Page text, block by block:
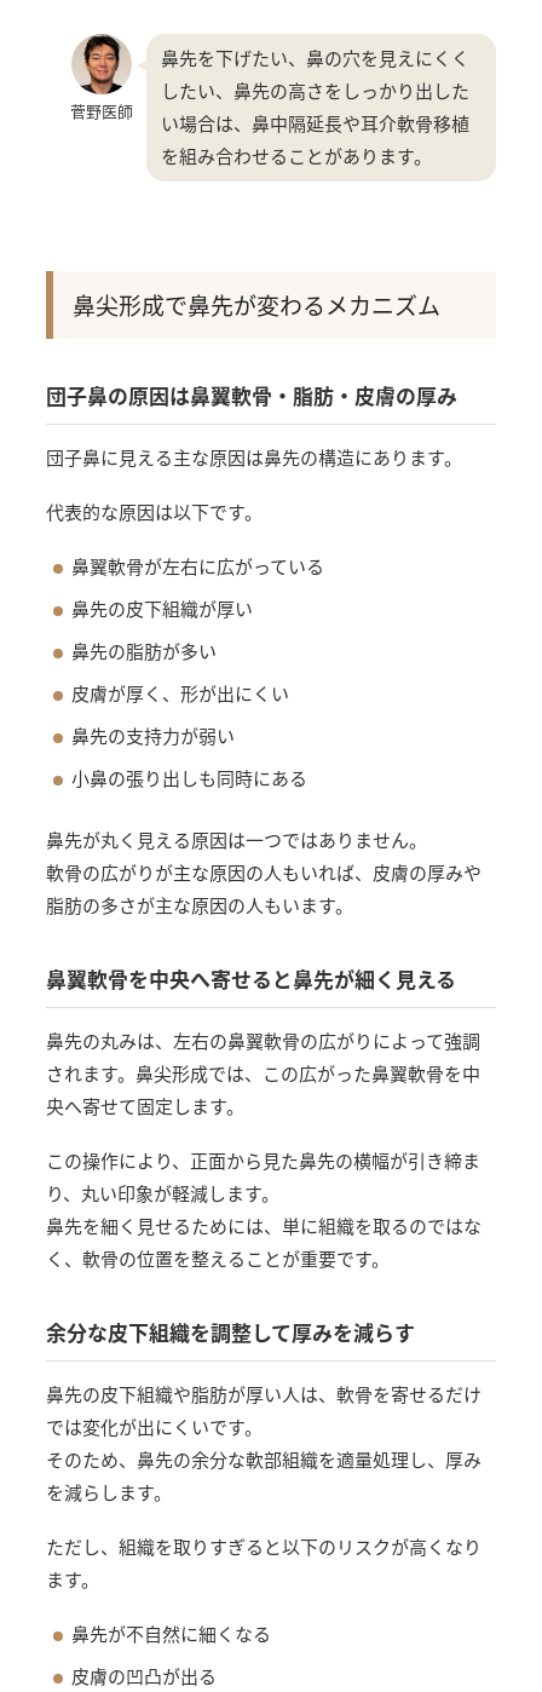
菅野医師
鼻先を下げたい、鼻の穴を見えにくく
したい、鼻先の高さをしっかり出した
い場合は、鼻中隔延長や耳介軟骨移植
を組み合わせることがあります。
鼻尖形成で鼻先が変わるメカニズム
団子鼻の原因は鼻翼軟骨・脂肪・皮膚の厚み
団子鼻に見える主な原因は鼻先の構造にあります。
代表的な原因は以下です。
鼻翼軟骨が左右に広がっている
鼻先の皮下組織が厚い
鼻先の脂肪が多い
皮膚が厚く、形が出にくい
鼻先の支持力が弱い
小鼻の張り出しも同時にある
鼻先が丸く見える原因は一つではありません。
軟骨の広がりが主な原因の人もいれば、皮膚の厚みや
脂肪の多さが主な原因の人もいます。
鼻翼軟骨を中央へ寄せると鼻先が細く見える
鼻先の丸みは、左右の鼻翼軟骨の広がりによって強調
されます。鼻尖形成では、この広がった鼻翼軟骨を中
央へ寄せて固定します。
この操作により、正面から見た鼻先の横幅が引き締ま
り、丸い印象が軽減します。
鼻先を細く見せるためには、単に組織を取るのではな
く、軟骨の位置を整えることが重要です。
余分な皮下組織を調整して厚みを減らす
鼻先の皮下組織や脂肪が厚い人は、軟骨を寄せるだけ
では変化が出にくいです。
そのため、鼻先の余分な軟部組織を適量処理し、厚み
を減らします。
ただし、組織を取りすぎると以下のリスクが高くなり
ます。
鼻先が不自然に細くなる
皮膚の凹凸が出る